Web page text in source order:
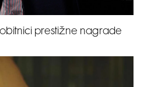
prestižne nagrade